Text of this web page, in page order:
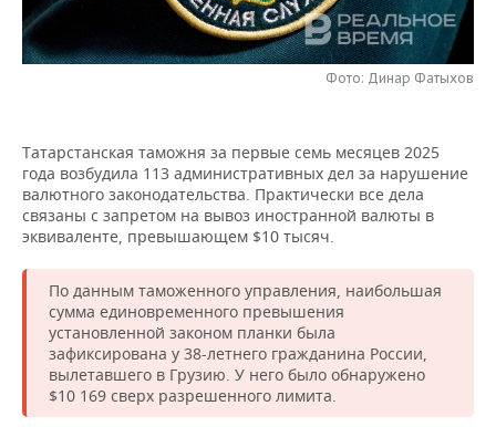
ЭНЕРГЕТИКА
ТЕЛЕКОММУНИКАЦИИ
БИЗНЕС-БРАНЧИ
ОТКРЫТАЯ ЛЕКЦИЯ
ФУТБОЛ
БАСКЕТБОЛ
ВОЛЕЙБОЛ
ФИГУРНОЕ КАТАНИЕ
ВОДНЫЕ ВИДЫ СПОРТА
ХОККЕЙ С МЯЧОМ
ОБЩЕСТВО
НОВОСТИ ОБЩЕСТВА
ИНФРАСТРУКТУРА
ИСТОРИЯ
МЕДИЦИНА
ОБРАЗОВАНИЕ
ПРОИСШЕСТВИЯ
ФОТОГАЛЕРЕЯ
СПРАВОЧНИК
СПИСОК ПЕРСОН
ПОЛНАЯ ВЕРСИЯ
Фото: Динар Фатыхов
Татарстанская таможня за первые семь месяцев 2025
года возбудила 113 административных дел за нарушение
валютного законодательства. Практически все дела
связаны с запретом на вывоз иностранной валюты в
эквиваленте, превышающем $10 тысяч.
По данным таможенного управления, наибольшая
сумма единовременного превышения
установленной законом планки была
зафиксирована у 38-летнего гражданина России,
вылетавшего в Грузию. У него было обнаружено
$10 169 сверх разрешенного лимита.